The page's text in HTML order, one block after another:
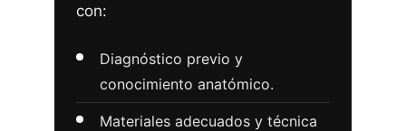
con:
Diagnóstico previo y
conocimiento anatómico.
Materiales adecuados y técnica